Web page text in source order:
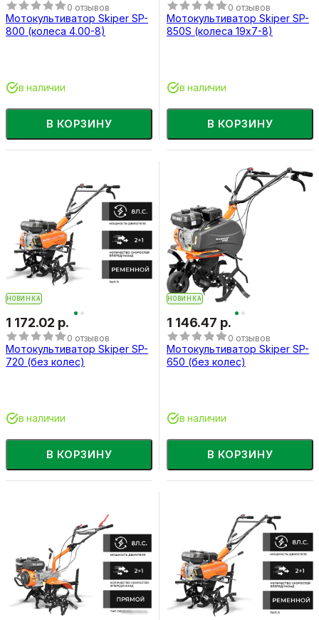
0 отзывов
Мотокультиватор Skiper SP-
800 (колеса 4.00-8)
В КОРЗИНУ
в наличии
0 отзывов
Мотокультиватор Skiper SP-
850S (колеса 19х7-8)
В КОРЗИНУ
в наличии
НОВИНКА
1 172.02 р.
0 отзывов
Мотокультиватор Skiper SP-
720 (без колес)
В КОРЗИНУ
в наличии
НОВИНКА
1 146.47 р.
0 отзывов
Мотокультиватор Skiper SP-
650 (без колес)
В КОРЗИНУ
в наличии